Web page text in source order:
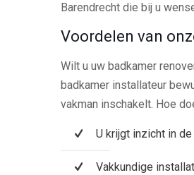
Barendrecht die bij u
Voordelen van
Wilt u uw badkamer
badkamer installateur
vakman inschakelt. Hoe
U krijgt inzicht in
Vakkundige